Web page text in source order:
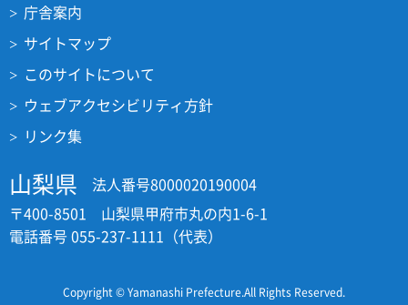
庁舎案内
サイトマップ
このサイトについて
ウェブアクセシビリティ方針
リンク集
山梨県
法人番号8000020190004
〒400-8501 山梨県甲府市丸の内1-6-1
電話番号 055-237-1111（代表）
Copyright © Yamanashi Prefecture.All Rights Reserved.